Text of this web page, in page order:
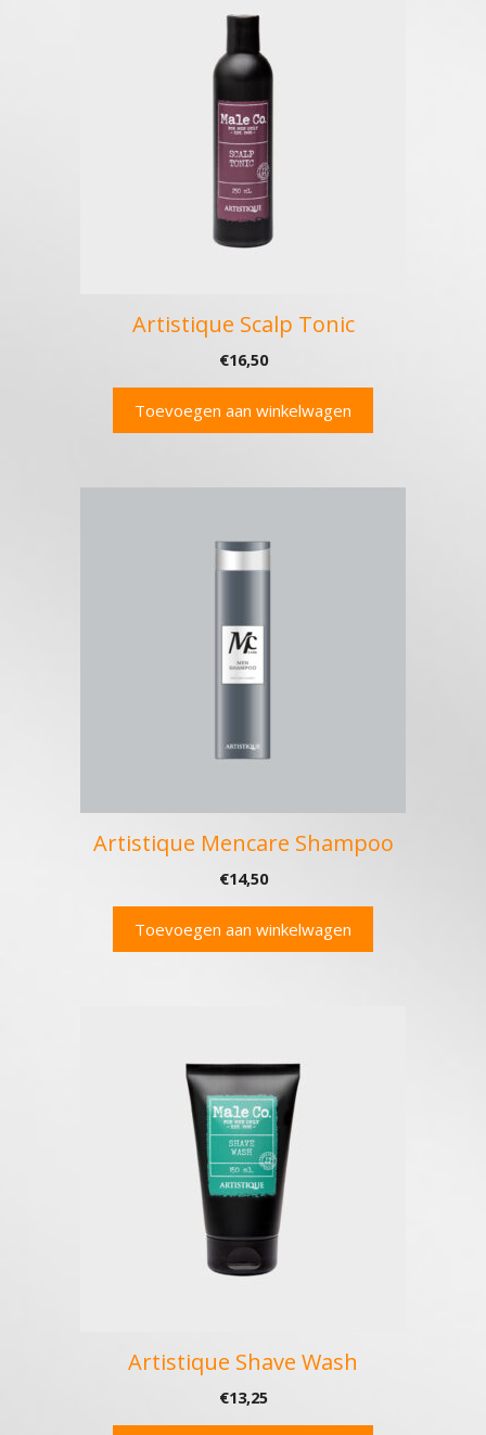
Artistique Scalp Tonic
€16,50
Toevoegen aan winkelwagen
Artistique Mencare Shampoo
€14,50
Toevoegen aan winkelwagen
Artistique Shave Wash
€13,25